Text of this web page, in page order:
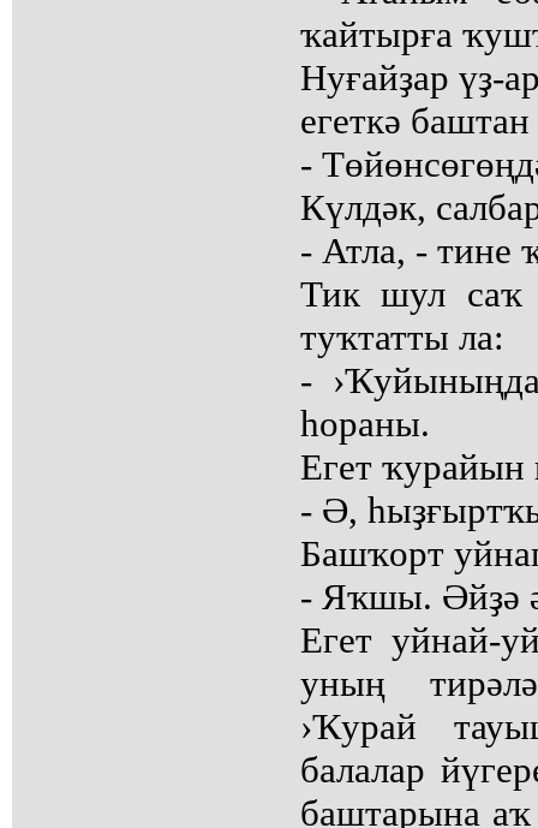
ҡайтырға
Нуғайҙар үҙ-
егеткә
-
Күлдәк,
- Атла, - тине
Тик шул саҡ
туҡтатты ла:
-
һораны.
Егет ҡурайын
- Ә,
Башҡорт
- Яҡшы. Әйҙә
Егет уйнай-
уның
›Ҡурай
балалар
баштарына